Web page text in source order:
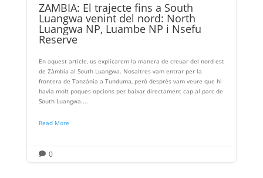
ZAMBIA: El trajecte fins a South
Luangwa venint del nord: North
Luangwa NP, Luambe NP i Nsefu
Reserve
En aquest article, us explicarem la manera de creuar del nord-est
de Zàmbia al South Luangwa. Nosaltres vam entrar per la
frontera de Tanzània a Tunduma, però després vam veure que hi
havia molt poques opcions per baixar directament cap al parc de
South Luangwa....
Read More
 0